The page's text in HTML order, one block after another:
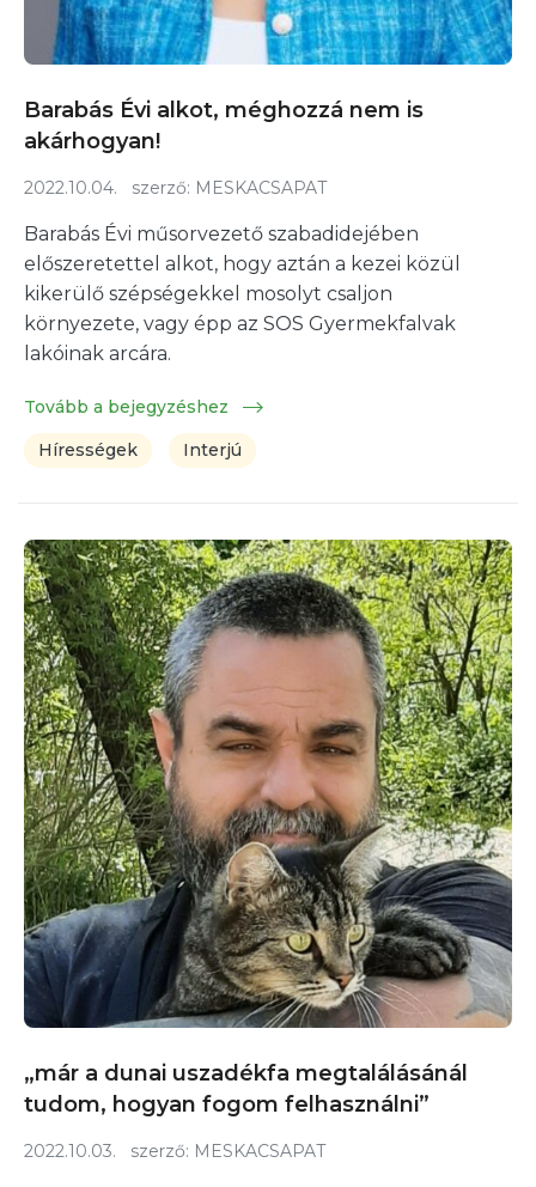
Barabás Évi alkot, méghozzá nem is
akárhogyan!
2022.10.04. szerző: MESKACSAPAT
Barabás Évi műsorvezető szabadidejében
előszeretettel alkot, hogy aztán a kezei közül
kikerülő szépségekkel mosolyt csaljon
környezete, vagy épp az SOS Gyermekfalvak
lakóinak arcára.
Tovább a bejegyzéshez
Hírességek
Interjú
„már a dunai uszadékfa megtalálásánál
tudom, hogyan fogom felhasználni”
2022.10.03. szerző: MESKACSAPAT